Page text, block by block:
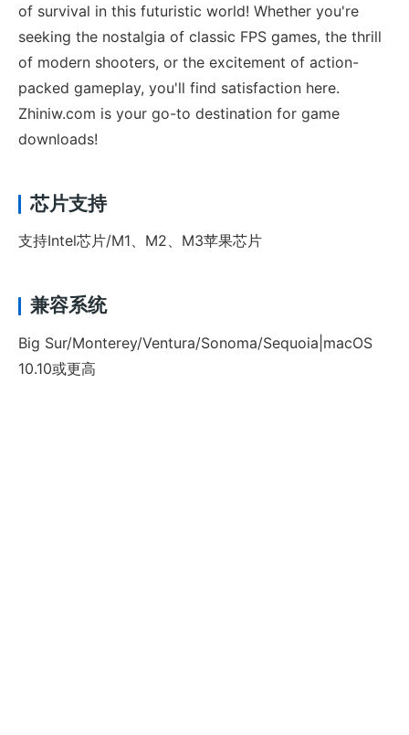
of survival in this futuristic world! Whether you're
seeking the nostalgia of classic FPS games, the thrill
of modern shooters, or the excitement of action-
packed gameplay, you'll find satisfaction here.
Zhiniw.com is your go-to destination for game
downloads!
芯片支持
支持Intel芯片/M1、M2、M3苹果芯片
兼容系统
Big Sur/Monterey/Ventura/Sonoma/Sequoia|macOS
10.10或更高